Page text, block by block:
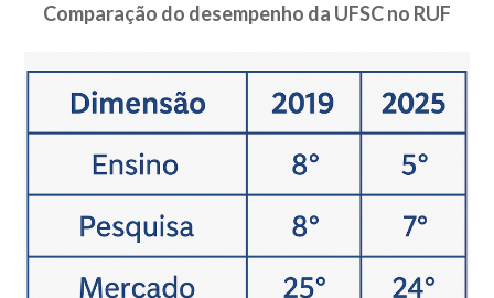
Comparação do desempenho da UFSC no RUF